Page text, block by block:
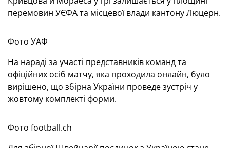
перемовин УЄФА та місцевої влади кантону Люцерн.
Фото УАФ
На нараді за участі представників команд та
офіційних осіб матчу, яка проходила онлайн, було
вирішено, що збірна України проведе зустріч у
жовтому комплекті форми.
Фото football.ch